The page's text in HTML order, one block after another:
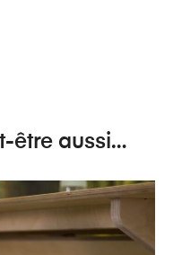
être aussi…